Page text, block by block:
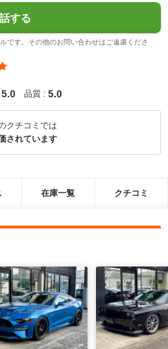
する
です。その他のお問い合わせはご遠慮くださ
5.0 品質 : 5.0
クチコミでは
されています
在庫一覧 クチコミ